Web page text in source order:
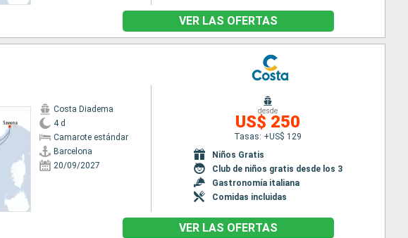
VER LAS OFERTAS
Costa Diadema
4 d
Camarote estándar
Barcelona
20/09/2027
desde
US$ 250
Tasas: +US$ 129
Niños Gratis
Club de niños gratis desde los 3
Gastronomía italiana
Comidas incluidas
VER LAS OFERTAS